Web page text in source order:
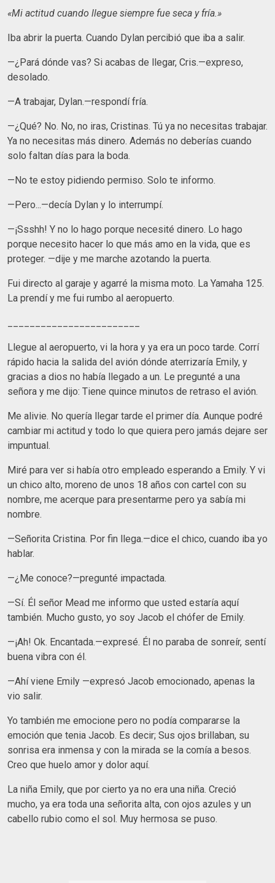
«Mi actitud cuando llegue siempre fue seca y fría.»
Iba abrir la puerta. Cuando Dylan percibió que iba a salir.
—¿Pará dónde vas? Si acabas de llegar, Cris.—expreso,
desolado.
—A trabajar, Dylan.—respondí fría.
—¿Qué? No. No, no iras, Cristinas. Tú ya no necesitas trabajar.
Ya no necesitas más dinero. Además no deberías cuando
solo faltan días para la boda.
—No te estoy pidiendo permiso. Solo te informo.
—Pero...—decía Dylan y lo interrumpí.
—¡Ssshh! Y no lo hago porque necesité dinero. Lo hago
porque necesito hacer lo que más amo en la vida, que es
proteger. —dije y me marche azotando la puerta.
Fui directo al garaje y agarré la misma moto. La Yamaha 125.
La prendí y me fui rumbo al aeropuerto.
Llegue al aeropuerto, vi la hora y ya era un poco tarde. Corrí
rápido hacia la salida del avión dónde aterrizaría Emily, y
gracias a dios no había llegado a un. Le pregunté a una
señora y me dijo: Tiene quince minutos de retraso el avión.
Me alivie. No quería llegar tarde el primer día. Aunque podré
cambiar mi actitud y todo lo que quiera pero jamás dejare ser
impuntual.
Miré para ver si había otro empleado esperando a Emily. Y vi
un chico alto, moreno de unos 18 años con cartel con su
nombre, me acerque para presentarme pero ya sabía mi
nombre.
—Señorita Cristina. Por fin llega.—dice el chico, cuando iba yo
hablar.
—¿Me conoce?—pregunté impactada.
—Sí. Él señor Mead me informo que usted estaría aquí
también. Mucho gusto, yo soy Jacob el chófer de Emily.
—¡Ah! Ok. Encantada.—expresé. Él no paraba de sonreír, sentí
buena vibra con él.
—Ahí viene Emily —expresó Jacob emocionado, apenas la
vio salir.
Yo también me emocione pero no podía compararse la
emoción que tenia Jacob. Es decir; Sus ojos brillaban, su
sonrisa era inmensa y con la mirada se la comía a besos.
Creo que huelo amor y dolor aquí.
La niña Emily, que por cierto ya no era una niña. Creció
mucho, ya era toda una señorita alta, con ojos azules y un
cabello rubio como el sol. Muy hermosa se puso.